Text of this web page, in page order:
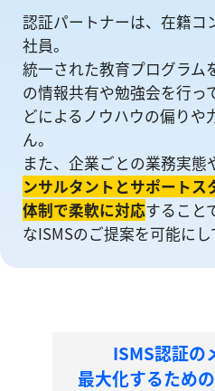
認証パートナーは、在籍コ
社員。
統一された教育プログラム
の情報共有や勉強会を⾏っ
どによるノウハウの偏りや
ん。
また、企業ごとの業務実態
ンサルタントとサポートス
体制で柔軟に対応すること
なISMSのご提案を可能にし
ISMS認証の
最大化するため